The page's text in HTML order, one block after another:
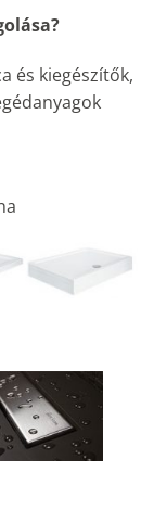
és kiegészítők,